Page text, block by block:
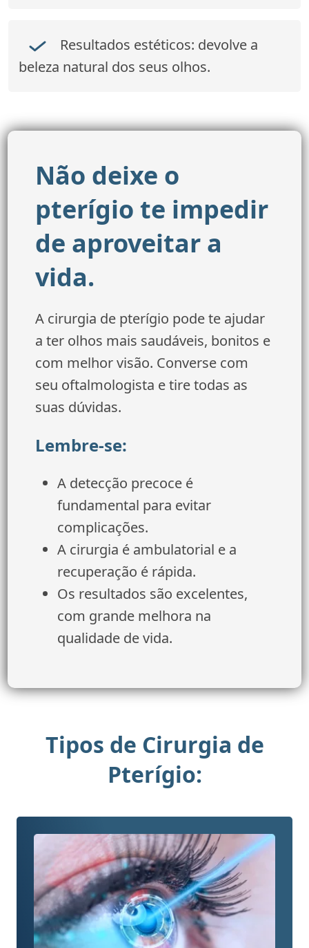
Resultados estéticos: devolve a
beleza natural dos seus olhos.
Não deixe o
pterígio te impedir
de aproveitar a
vida.
A cirurgia de pterígio pode te ajudar
a ter olhos mais saudáveis, bonitos e
com melhor visão. Converse com
seu oftalmologista e tire todas as
suas dúvidas.
Lembre-se:
A detecção precoce é
fundamental para evitar
complicações.
A cirurgia é ambulatorial e a
recuperação é rápida.
Os resultados são excelentes,
com grande melhora na
qualidade de vida.
Tipos de Cirurgia de
Pterígio: